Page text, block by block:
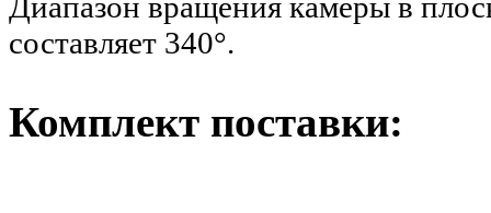
составляет 340°.
Комплект поставки: